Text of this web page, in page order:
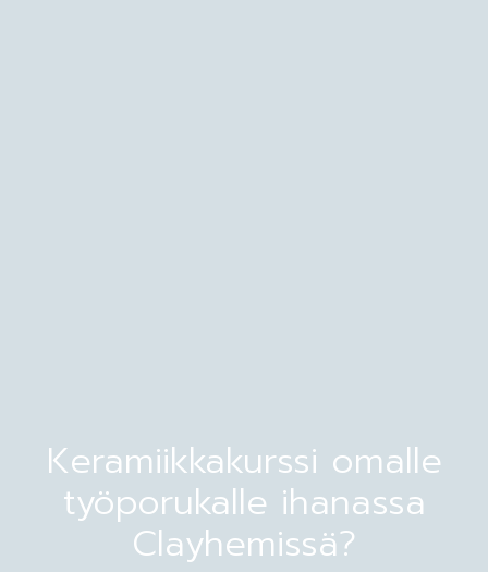
Keramiikkakurssi omalle
työporukalle ihanassa
Clayhemissä?